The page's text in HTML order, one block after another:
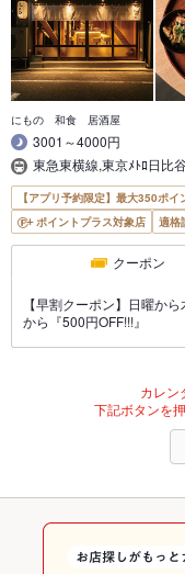
にもの 和食 居酒屋
3001～4000円
東急東横線,東京ﾒﾄﾛ日比
【アプリ予約限定】最大350ポ
ポイントプラス対象店
適格
クーポン
【早割クーポン】日曜か
から『500円OFF!!!』
カレン
下記ボタンを